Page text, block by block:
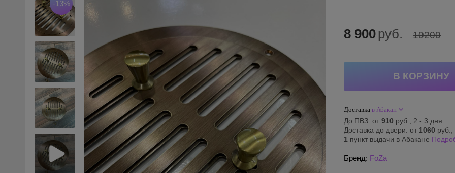
-13%
8 900 руб. 10200
Доставка в Абакан
До ПВЗ: от 910 руб., 2 - 3 дня
Доставка до двери: от 1060
1 пункт выдачи в Абакане
Бренд: FoZa